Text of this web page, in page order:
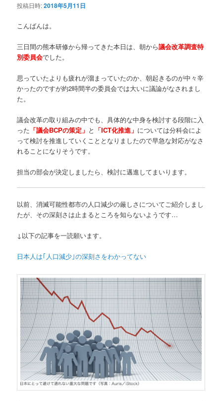
投稿日時:2018年5月11日
こんばんは。
三日間の熊本研修から帰ってきた本日は、朝から議会改革調査特
別委員会でした。
思っていたよりも疲れが溜まっていたのか、朝起きるのが中々辛
かったのですが約2時間半の委員会では大いに議論がなされまし
た。
議会改革の取り組みの中でも、具体的な中身を検討する段階に入
った 「議会BCPの策定」 と 「ICT化推進」 については分科会によ
って検討を推進していくこととなりましたので早急な対応がなさ
れることになりそうです。
担当の部会が決定しましたら、検討に邁進してまいります。
以前、消滅可能性都市の人口減少の厳しさについてご紹介しまし
たが、その深刻さは止まるところを知らないようです…
↓以下の記事を一読願います。
日本人は｢人口減少｣の深刻さをわかってない